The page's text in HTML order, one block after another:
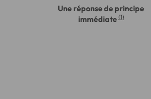
Une réponse de principe
immédiate (1)